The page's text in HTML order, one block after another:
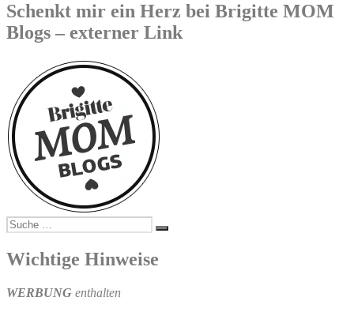
Schenkt mir ein Herz bei Brigitte MOM
Blogs – externer Link
Suche
nach:
Suchen
Wichtige Hinweise
WERBUNG enthalten